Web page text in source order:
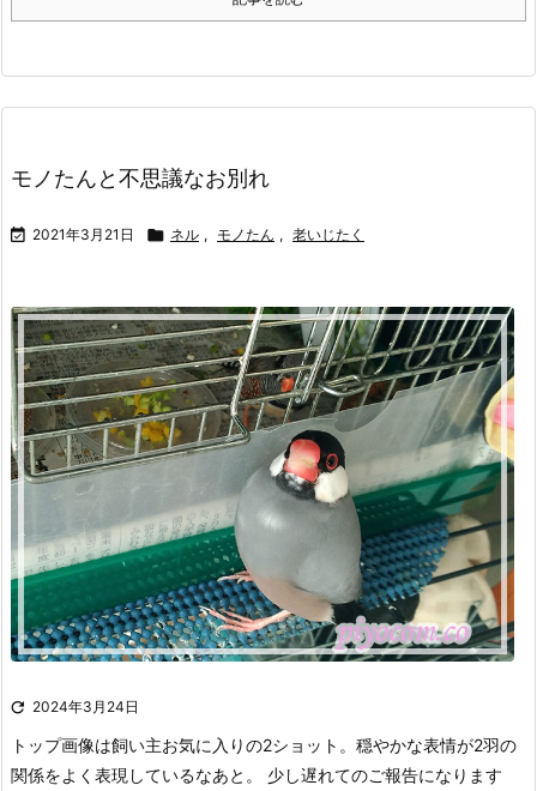
モノたんと不思議なお別れ
 2021年3月21日  ネル , モノたん , 老いじたく
 2024年3月24日
トップ画像は飼い主お気に入りの2ショット。 穏やかな表情が2羽の
関係をよく表現しているなあと。
少し遅れてのご報告になります